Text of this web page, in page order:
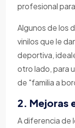
profesional
Algunos de los
vinilos que le
deportiva,
otro lado, para
de "familia a
2. Mejoras
A diferencia de